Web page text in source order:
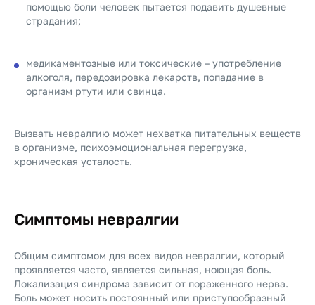
помощью боли человек пытается подавить душевные
страдания;
медикаментозные или токсические – употребление
алкоголя, передозировка лекарств, попадание в
организм ртути или свинца.
Вызвать невралгию может нехватка питательных веществ
в организме, психоэмоциональная перегрузка,
хроническая усталость.
Симптомы невралгии
Общим симптомом для всех видов невралгии, который
проявляется часто, является сильная, ноющая боль.
Локализация синдрома зависит от пораженного нерва.
Боль может носить постоянный или приступообразный